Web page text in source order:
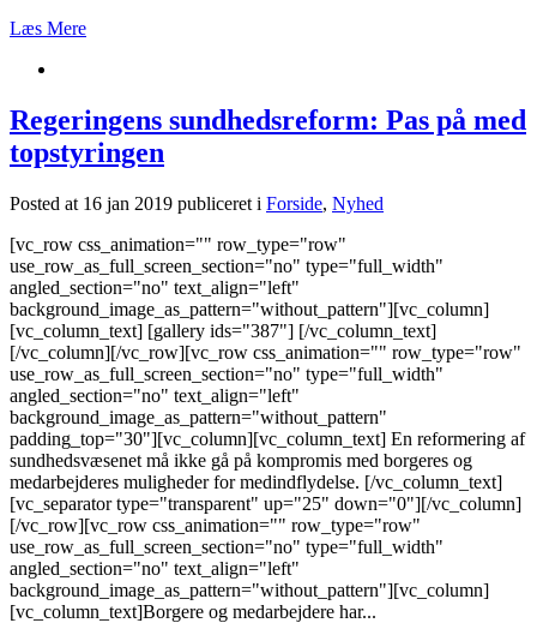
Læs Mere
Regeringens sundhedsreform: Pas på med
topstyringen
Posted at 16 jan 2019 publiceret i Forside, Nyhed
[vc_row css_animation="" row_type="row"
use_row_as_full_screen_section="no" type="full_width"
angled_section="no" text_align="left"
background_image_as_pattern="without_pattern"][vc_column]
[vc_column_text] [gallery ids="387"] [/vc_column_text]
[/vc_column][/vc_row][vc_row css_animation="" row_type="row"
use_row_as_full_screen_section="no" type="full_width"
angled_section="no" text_align="left"
background_image_as_pattern="without_pattern"
padding_top="30"][vc_column][vc_column_text] En reformering af
sundhedsvæsenet må ikke gå på kompromis med borgeres og
medarbejderes muligheder for medindflydelse. [/vc_column_text]
[vc_separator type="transparent" up="25" down="0"][/vc_column]
[/vc_row][vc_row css_animation="" row_type="row"
use_row_as_full_screen_section="no" type="full_width"
angled_section="no" text_align="left"
background_image_as_pattern="without_pattern"][vc_column]
[vc_column_text]Borgere og medarbejdere har...